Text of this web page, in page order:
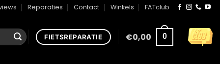
Reparaties Contact Winkels FATclub
FIETSREPARATIE €0,00 0